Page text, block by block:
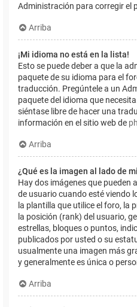
Administración para corregir el
Arriba
¡Mi idioma no está en la lista!
Esto se puede deber a que la
paquete de su idioma para el
traducción. Pregúntele a un
paquete del idioma que
siéntase libre de hacer una
información en el sitio web de
Arriba
¿Qué es la imagen al lado de
Hay dos imágenes que pueden
de usuario cuando esté viendo
la plantilla que utilice el foro, la
la posición (rank) del usuario,
estrellas, bloques o puntos,
publicados por usted o su
usualmente una imagen más
y generalmente es única o
Arriba